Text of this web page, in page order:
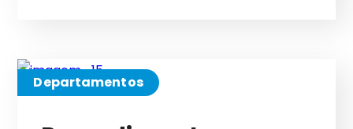
Departamentos